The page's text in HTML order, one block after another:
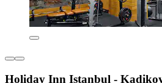
Holiday Inn Istanbul -